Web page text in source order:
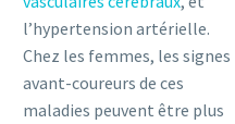
l’hypertension artérielle.
Chez les femmes, les signes
avant-coureurs de ces
maladies peuvent être plus